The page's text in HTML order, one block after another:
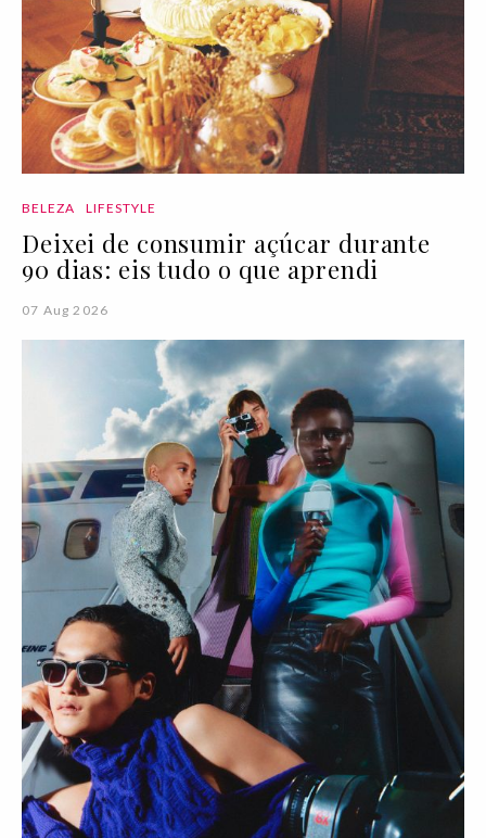
BELEZA LIFESTYLE
Deixei de consumir açúcar durante
90 dias: eis tudo o que aprendi
07 Aug 2026